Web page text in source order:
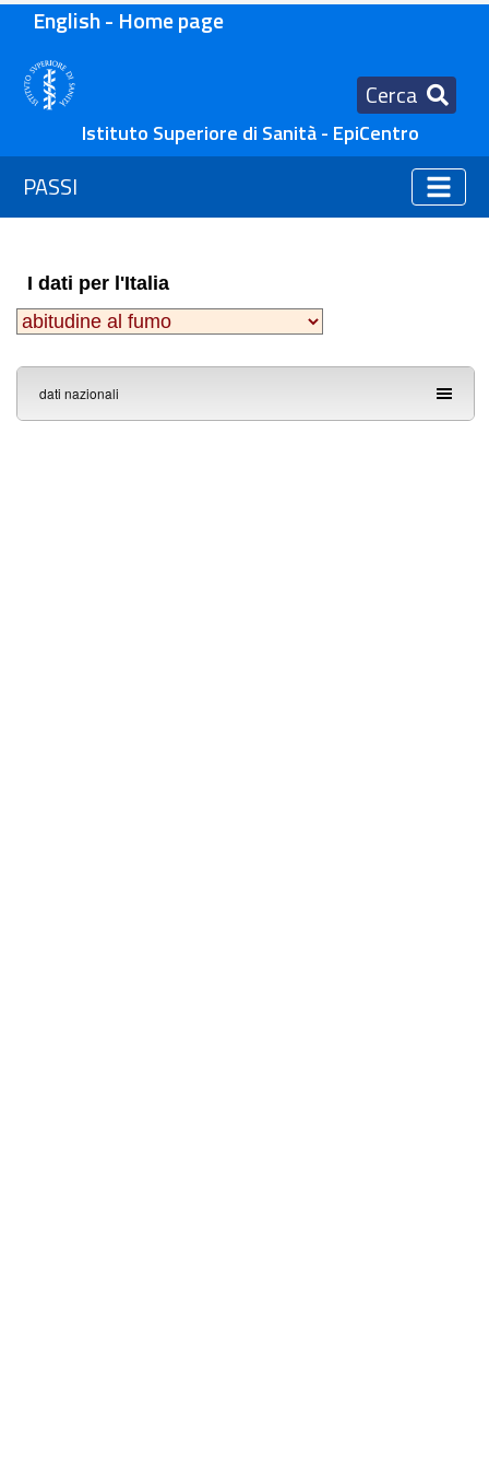
English - Home page
Cerca
Istituto Superiore di Sanità - EpiCentro
PASSI
I dati per l'Italia
dati nazionali